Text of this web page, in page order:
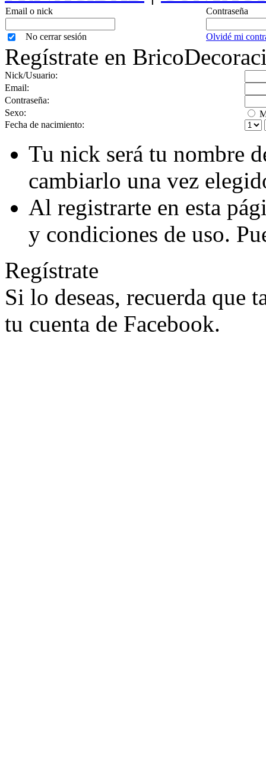
Email o nick Contraseña
No cerrar sesión Olvidé mi
Regístrate en
Nick/Usuario:
Email:
Contraseña:
Sexo:
Fecha de nacimiento:
Tu nick será tu nombre
cambiarlo una vez
Al registrarte en esta
y condiciones de uso.
Regístrate
Si lo deseas, recuerda que
tu cuenta de Facebook.